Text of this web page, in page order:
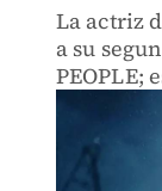
La actriz
a su
PEOPLE;